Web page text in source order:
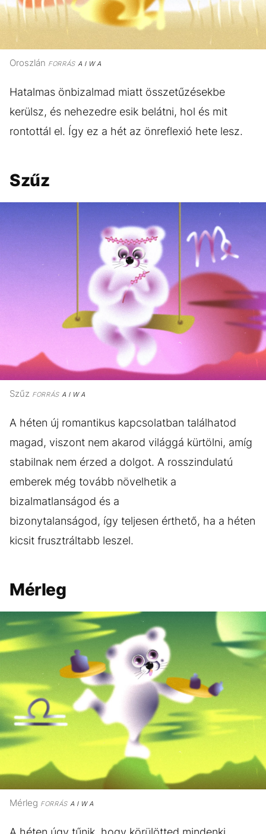
Oroszlán FORRÁSA I W A
Hatalmas önbizalmad miatt összetűzésekbe
kerülsz, és nehezedre esik belátni, hol és mit
rontottál el. Így ez a hét az önreflexió hete lesz.
Szűz
Szűz FORRÁSA I W A
A héten új romantikus kapcsolatban találhatod
magad, viszont nem akarod világgá kürtölni, amíg
stabilnak nem érzed a dolgot. A rosszindulatú
emberek még tovább növelhetik a
bizalmatlanságod és a
bizonytalanságod, így teljesen érthető, ha a héten
kicsit frusztráltabb leszel.
Mérleg
Mérleg FORRÁSA I W A